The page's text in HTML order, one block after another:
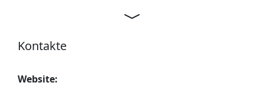
Kontakte
Website: